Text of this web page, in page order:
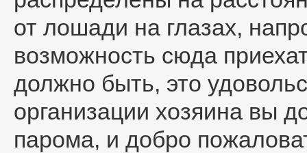
от лошади на глазах,
возможность сюда
должно быть, это
организации хозяина вы
парома, и добро